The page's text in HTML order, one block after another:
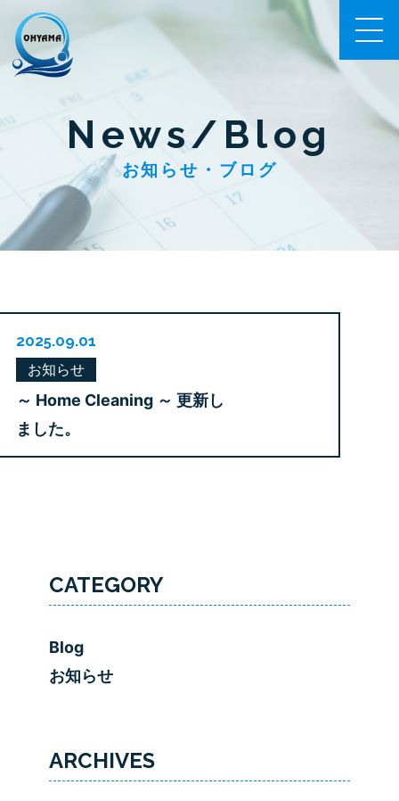
News/Blog
お知らせ・ブログ
2025.09.01
お知らせ
～ Home Cleaning ～ 更新し
ました。
CATEGORY
Blog
お知らせ
ARCHIVES